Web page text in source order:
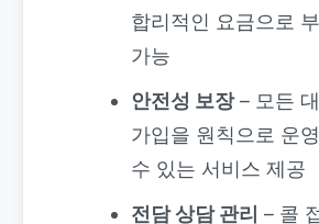
합리적인 요금으로
가능
안전성 보장– 모든
가입을 원칙으로 운
수 있는 서비스 제공
전담 상담 관리 – 콜